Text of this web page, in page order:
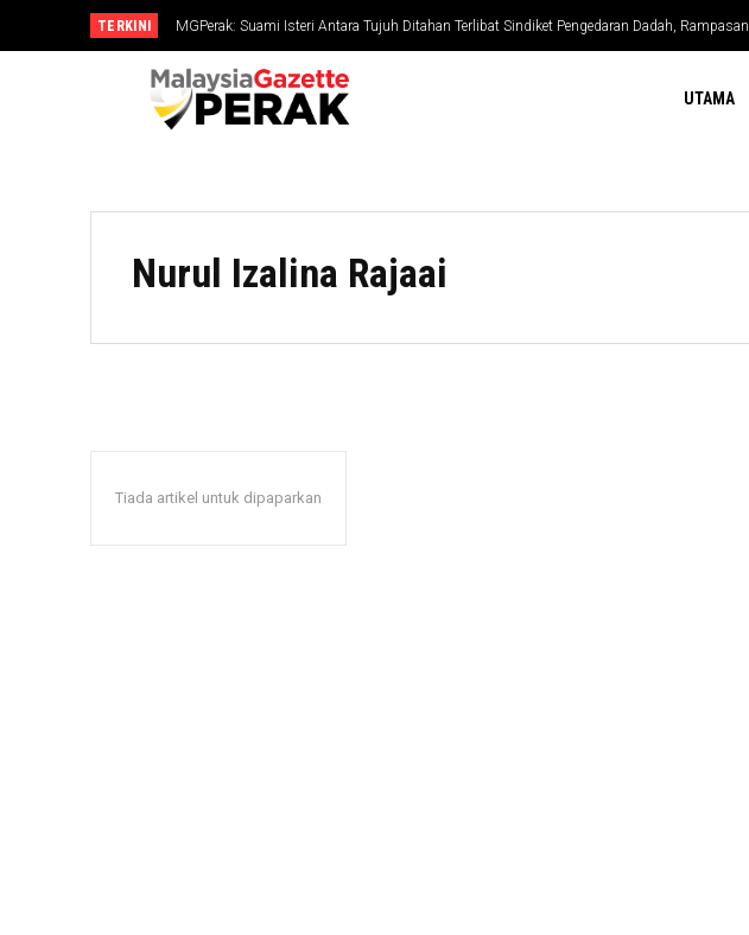
TERKINI
MGPerak: Suami Isteri Antara Tujuh Ditahan Terlibat Sindiket Pengedaran Dadah, Rampasan
RM794,827
UTAMA
Nurul Izalina Rajaai
Tiada artikel untuk dipaparkan